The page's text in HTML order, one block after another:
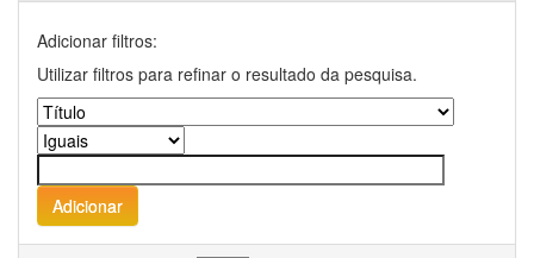
Adicionar filtros:
Utilizar filtros para refinar o resultado da pesquisa.